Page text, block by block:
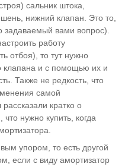
сальник штока,
нижний клапан. Это то,
задаваемый вами вопрос).
работу
отбоя), то тут нужно
клапана и с помощью их и
Также не редкость, что
самой
кратко о
нужно купить, когда
упором, то есть другой
если с виду амортизатор